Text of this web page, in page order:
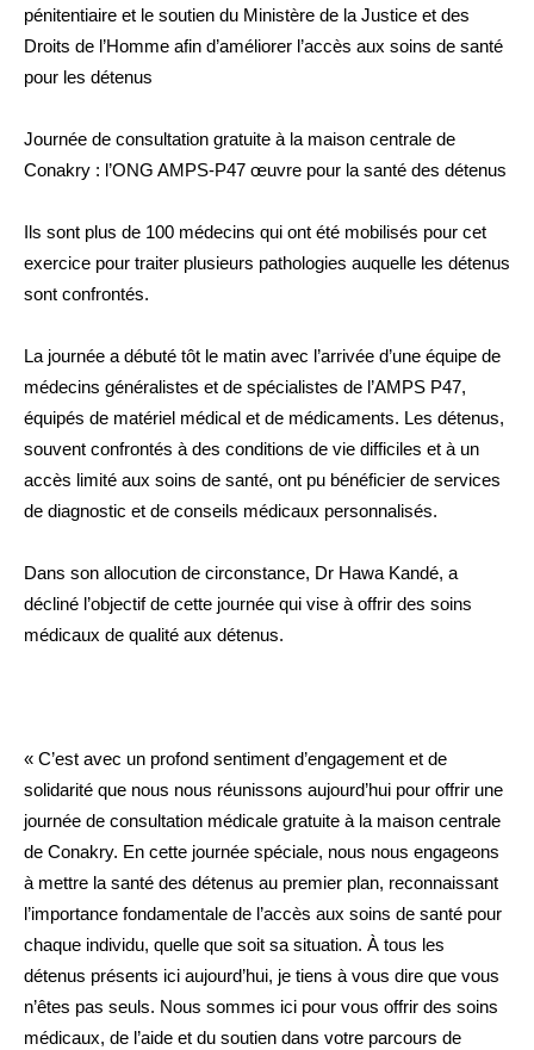
pénitentiaire et le soutien du Ministère de la Justice et des
Droits de l’Homme afin d’améliorer l’accès aux soins de santé
pour les détenus
Journée de consultation gratuite à la maison centrale de
Conakry : l’ONG AMPS-P47 œuvre pour la santé des détenus
Ils sont plus de 100 médecins qui ont été mobilisés pour cet
exercice pour traiter plusieurs pathologies auquelle les détenus
sont confrontés.
La journée a débuté tôt le matin avec l’arrivée d’une équipe de
médecins généralistes et de spécialistes de l’AMPS P47,
équipés de matériel médical et de médicaments. Les détenus,
souvent confrontés à des conditions de vie difficiles et à un
accès limité aux soins de santé, ont pu bénéficier de services
de diagnostic et de conseils médicaux personnalisés.
Dans son allocution de circonstance, Dr Hawa Kandé, a
décliné l’objectif de cette journée qui vise à offrir des soins
médicaux de qualité aux détenus.
« C’est avec un profond sentiment d’engagement et de
solidarité que nous nous réunissons aujourd’hui pour offrir une
journée de consultation médicale gratuite à la maison centrale
de Conakry. En cette journée spéciale, nous nous engageons
à mettre la santé des détenus au premier plan, reconnaissant
l’importance fondamentale de l’accès aux soins de santé pour
chaque individu, quelle que soit sa situation. À tous les
détenus présents ici aujourd’hui, je tiens à vous dire que vous
n’êtes pas seuls. Nous sommes ici pour vous offrir des soins
médicaux, de l’aide et du soutien dans votre parcours de